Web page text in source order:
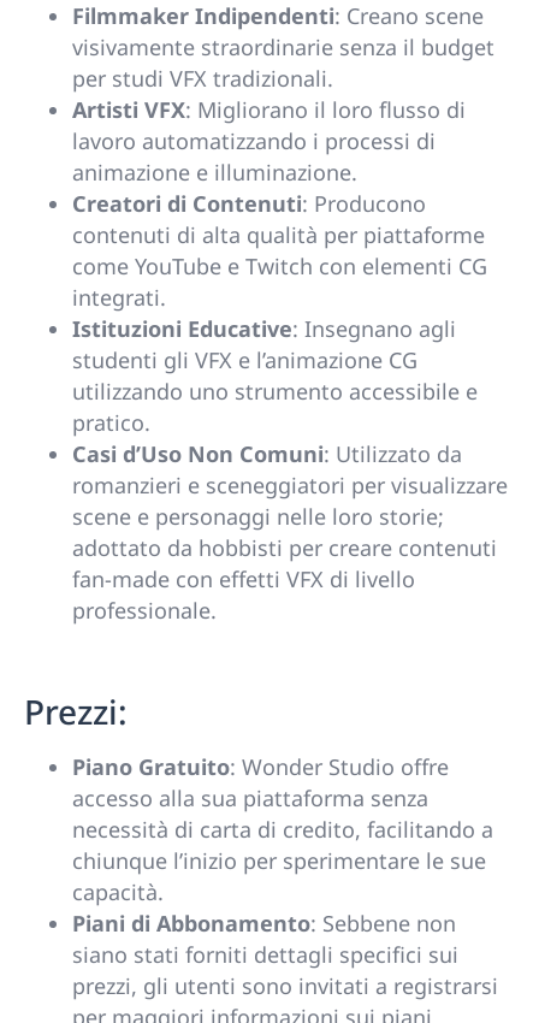
Filmmaker Indipendenti: Creano scene
visivamente straordinarie senza il budget
per studi VFX tradizionali.
Artisti VFX: Migliorano il loro flusso di
lavoro automatizzando i processi di
animazione e illuminazione.
Creatori di Contenuti: Producono
contenuti di alta qualità per piattaforme
come YouTube e Twitch con elementi CG
integrati.
Istituzioni Educative: Insegnano agli
studenti gli VFX e l’animazione CG
utilizzando uno strumento accessibile e
pratico.
Casi d’Uso Non Comuni: Utilizzato da
romanzieri e sceneggiatori per visualizzare
scene e personaggi nelle loro storie;
adottato da hobbisti per creare contenuti
fan-made con effetti VFX di livello
professionale.
Prezzi:
Piano Gratuito: Wonder Studio offre
accesso alla sua piattaforma senza
necessità di carta di credito, facilitando a
chiunque l’inizio per sperimentare le sue
capacità.
Piani di Abbonamento: Sebbene non
siano stati forniti dettagli specifici sui
prezzi, gli utenti sono invitati a registrarsi